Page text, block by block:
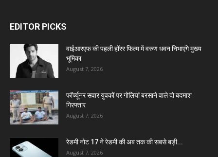
EDITOR PICKS
वाईआरएफ की पहली हॉरर फिल्म में वरुण धवन निभाएंगे मुख्य
भूमिका
August 7, 2026
फॉर्च्यूनर सवार युवकों पर गोलियां बरसाने वाले दो बदमाश
गिरफ्तार
August 7, 2026
रेडमी नोट 17 ने रेडमी की अब तक की सबसे बड़ी...
August 7, 2026